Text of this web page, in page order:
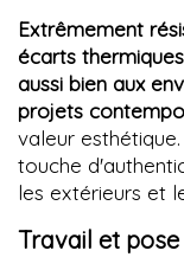
Extrêmement
écarts
aussi bien aux
projets
valeur
touche
les extérieurs et
Travail et pose